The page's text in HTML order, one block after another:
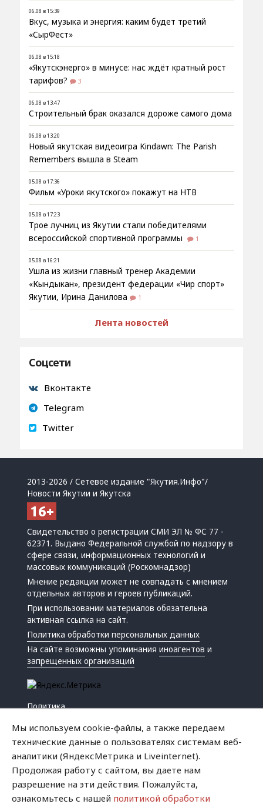
06.08 в 15:39
Вкус, музыка и энергия: каким будет третий
«СырФест»
06.08 в 15:18
«Якутскэнерго» в минусе: нас ждёт кратный рост
тарифов?
3
06.08 в 13:47
Строительный брак оказался дороже самого дома
06.08 в 13:20
Новый якутская видеоигра Kindawn: The Parish
Remembers вышла в Steam
05.08 в 17:36
Фильм «Уроки якутского» покажут на НТВ
05.08 в 17:23
Трое лучниц из Якутии стали победителями
всероссийской спортивной программы
1
05.08 в 16:21
Ушла из жизни главный тренер Академии
«Кындыкан», президент федерации «Чир спорт»
Якутии, Ирина Данилова
1
Лента новостей
Соцсети
Вконтакте
Telegram
Twitter
2013-2026 / Сетевое издание "Якутия.Инфо"/
Новости Якутии и Якутска
Свидетельство о регистрации СМИ ЭЛ № ФС 77 -
62371. Выдано Федеральной службой по надзору в
сфере связи, информационных технологий и
массовых коммуникаций (Роскомнадзор)
Мнение редакции может не совпадать с мнением
отдельных авторов и героев публикаций.
При использовании материалов обязательна
активная ссылка на сайт.
Политика обработки персональных данных
На сайте возможны упоминанияиноагентов и
запрещенных организаций
Политика
Криминал
Мы используем cookie-файлы, а также передаем
технические данные о пользователях системам веб-
аналитики (ЯндексМетрика и Liveinternet).
Продолжая работу с сайтом, вы даете нам
разрешение на эти действия. Пожалуйста,
ознакомьтесь с нашей политикой обработки